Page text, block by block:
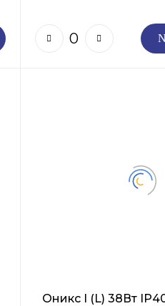
Оникс I (L) 38Вт